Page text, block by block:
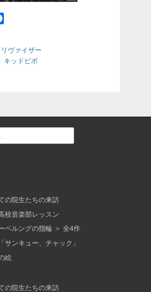
リヴァイザー
キッドピボ
の院生たちの来訪
校音楽部レッスン
ベルングの指輪 ＞ 全4作
サンキュー、チャック」
絵
の院生たちの来訪